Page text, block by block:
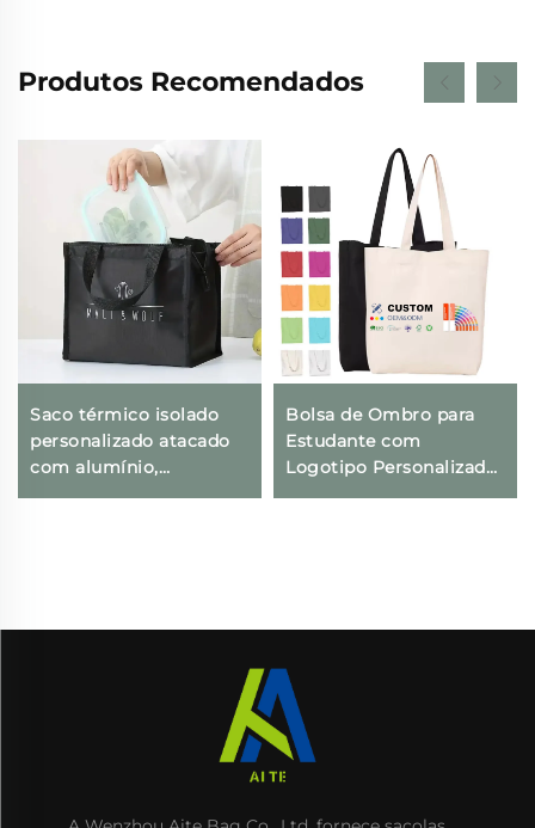
Produtos Recomendados
Saco térmico isolado
personalizado atacado
com alumínio,
reutilizável em tecido
Bolsa de Ombro para
Estudante com
Logotipo Personalizado,
Bolsa em Lona de